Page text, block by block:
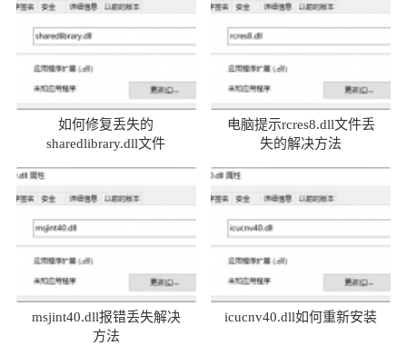
如何修复丢失的
sharedlibrary.dll文件
电脑提示rcres8.dll文件丢
失的解决方法
msjint40.dll报错丢失解决
方法
icucnv40.dll如何重新安装